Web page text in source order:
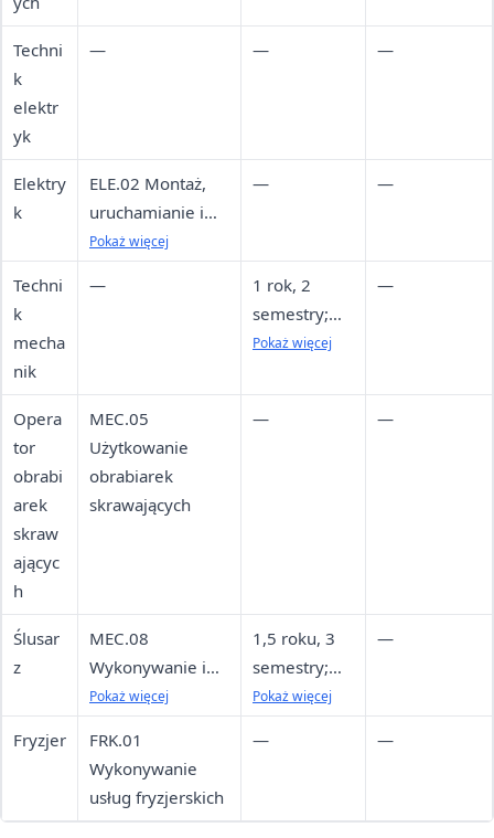
Techni
k
elektr
yk
— — —
Elektry
k
ELE.02 Montaż,
uruchamianie i
konserwacja
Pokaż więcej
— —
Techni
k
mecha
nik
—
1 rok, 2
semestry;
weekendy
niedziela),
średnio co 2
Pokaż więcej
—
Opera
tor
obrabi
arek
skraw
ającyc
h
MEC.05
Użytkowanie
obrabiarek
skrawających
— —
Ślusar
z
MEC.08
Wykonywanie i
naprawa
maszyn, urządzeń
i narzędzi
Pokaż więcej
1,5 roku, 3
semestry;
weekendy
Pokaż więcej
—
Fryzjer
FRK.01
Wykonywanie
usług fryzjerskich
— —